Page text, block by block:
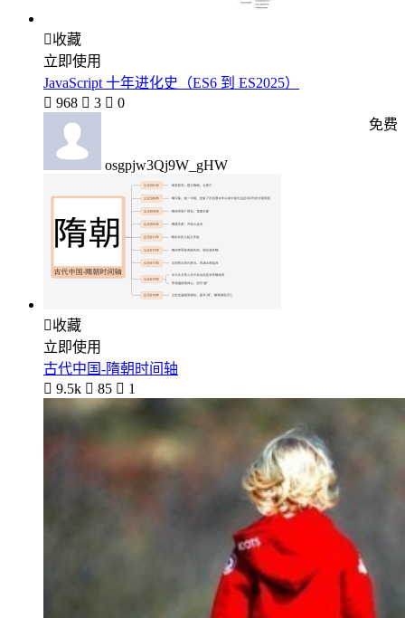
收藏
立即使用
JavaScript 十年进化史（ES6 到 ES2025）
 968  3  0
osgpjw3Qj9W_gHW
免费
收藏
立即使用
古代中国-隋朝时间轴
 9.5k  85  1